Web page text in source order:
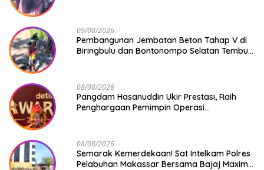
09/08/2026
Pembangunan Jembatan Beton Tahap V di
Biringbulu dan Bontonompo Selatan Tembus
08/08/2026
Pangdam Hasanuddin Ukir Prestasi, Raih
Penghargaan Pemimpin Operasi
08/08/2026
Semarak Kemerdekaan! Sat Intelkam Polres
Pelabuhan Makassar Bersama Bajaj Maxim